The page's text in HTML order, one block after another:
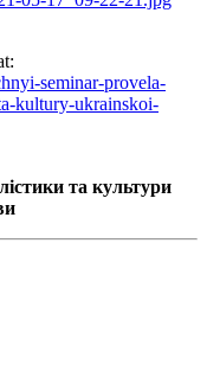
seminar-provela-
kultury-ukrainskoi-
та культури